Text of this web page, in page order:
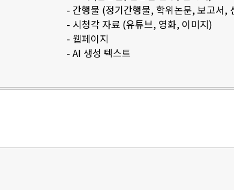
- 간행물 (정기간행물, 학위논문, 보고서,
- 시청각 자료 (유튜브, 영화, 이미지)
- 웹페이지
- AI 생성 텍스트